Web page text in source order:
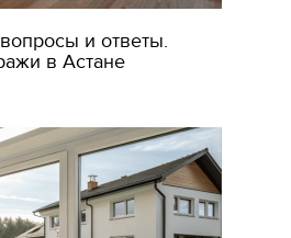
и ответы.
в Астане